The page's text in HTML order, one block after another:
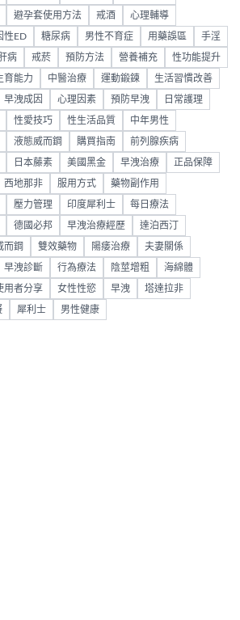
避孕套使用方法 戒酒 心理輔導
性ED 糖尿病 男性不育症 用藥誤區 手淫
肝病 戒菸 預防方法 營養補充 性功能提升
育能力 中醫治療 運動鍛鍊 生活習慣改善
早洩成因 心理因素 預防早洩 日常護理
性愛技巧 性生活品質 中年男性
液態威而鋼 購買指南 前列腺疾病
日本藤素 美國黑金 早洩治療 正品保障
西地那非 服用方式 藥物副作用
壓力管理 印度犀利士 每日療法
德國必邦 早洩治療經歷 達泊西汀
而鋼 雙效藥物 陽痿治療 夫妻關係
早洩診斷 行為療法 陰莖增粗 海綿體
用者分享 女性性慾 早洩 塔達拉非
犀利士 男性健康